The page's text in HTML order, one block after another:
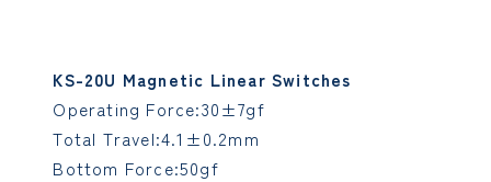
KS-20U Magnetic Linear Switches
Operating Force:30±7gf
Total Travel:4.1±0.2mm
Bottom Force:50gf